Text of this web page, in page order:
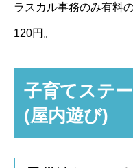
ラスカル事務のみ有料
120円。
子育てステ
(屋内遊び)